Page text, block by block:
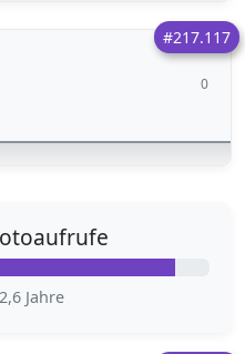
#217.117
0
Jahre